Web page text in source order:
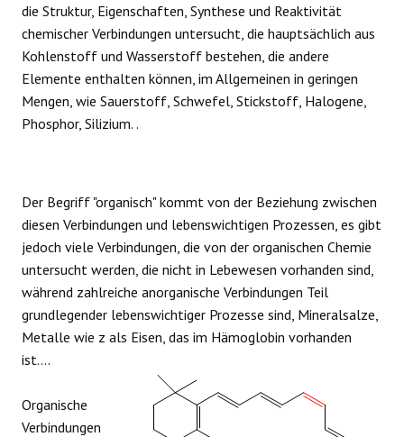
die Struktur, Eigenschaften, Synthese und Reaktivität
chemischer Verbindungen untersucht, die hauptsächlich aus
Kohlenstoff und Wasserstoff bestehen, die andere
Elemente enthalten können, im Allgemeinen in geringen
Mengen, wie Sauerstoff, Schwefel, Stickstoff, Halogene,
Phosphor, Silizium. .
Der Begriff "organisch" kommt von der Beziehung zwischen
diesen Verbindungen und lebenswichtigen Prozessen, es gibt
jedoch viele Verbindungen, die von der organischen Chemie
untersucht werden, die nicht in Lebewesen vorhanden sind,
während zahlreiche anorganische Verbindungen Teil
grundlegender lebenswichtiger Prozesse sind, Mineralsalze,
Metalle wie z als Eisen, das im Hämoglobin vorhanden
ist….
Organische
Verbindungen